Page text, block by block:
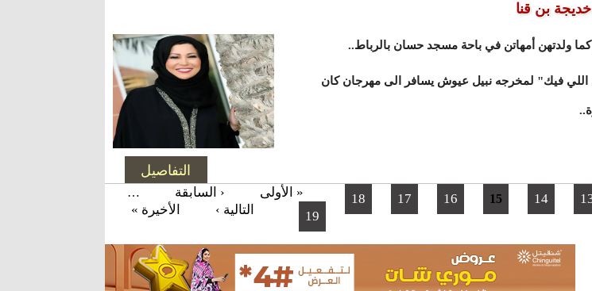
بن قنا
ولدتهن أمهاتن في باحة مسجد حسان بالرباط..
اللي فيك" لمخرجه نبيل عيوش يسافر الى مهرجان كان
التفاصيل
« الأولى ‹ السابقة … 14
15
16
17
18
19
التالية › الأخيرة »